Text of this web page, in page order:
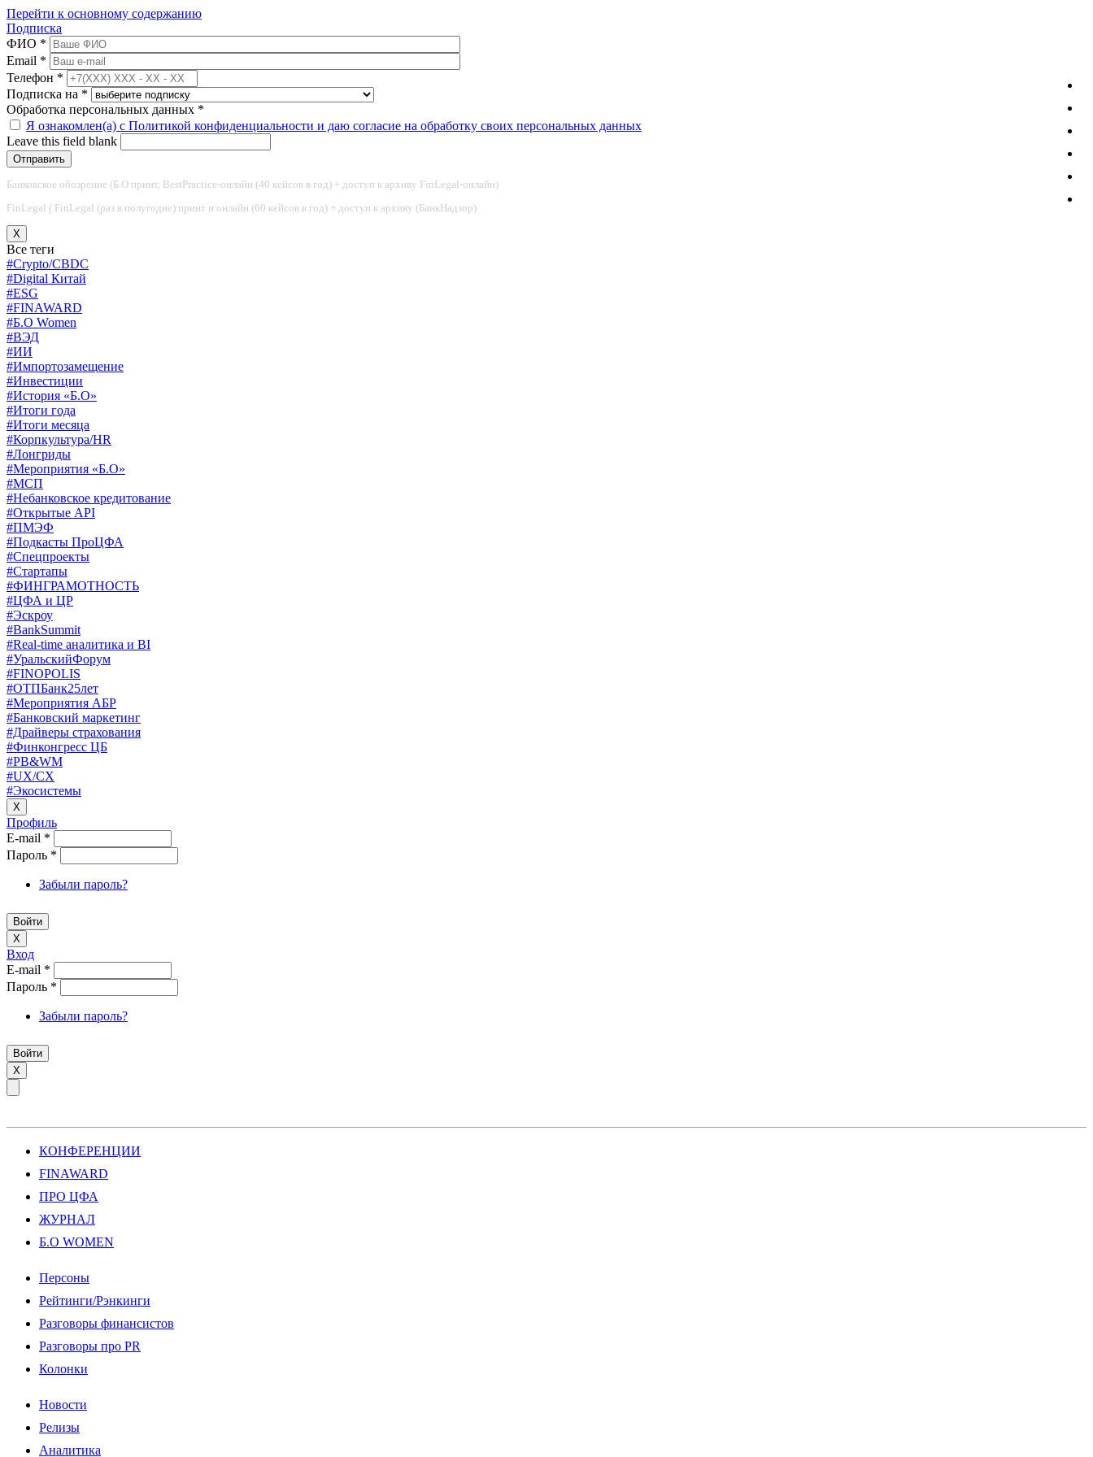
Перейти к основному содержанию
Подписка
ФИО *
Email *
Телефон *
Подписка на *
Обработка персональных данных *
Я ознакомлен(а) с Политикой конфиденциальности и даю согласие на обработку своих персональных данных
Leave this field blank
Банковское обозрение (Б.О принт, BestPractice-онлайн (40 кейсов в год) + доступ к архиву FinLegal-онлайн)
FinLegal ( FinLegal (раз в полугодие) принт и онлайн (60 кейсов в год) + доступ к архиву (БанкНадзор)
X
Все теги
#Crypto/CBDC
#Digital Китай
#ESG
#FINAWARD
#Б.О Women
#ВЭД
#ИИ
#Импортозамещение
#Инвестиции
#История «Б.О»
#Итоги года
#Итоги месяца
#Корпкультура/HR
#Лонгриды
#Мероприятия «Б.О»
#МСП
#Небанковское кредитование
#Открытые API
#ПМЭФ
#Подкасты ПроЦФА
#Спецпроекты
#Стартапы
#ФИНГРАМОТНОСТЬ
#ЦФА и ЦР
#Эскроу
#BankSummit
#Real-time аналитика и BI
#УральскийФорум
#FINOPOLIS
#ОТПБанк25лет
#Мероприятия АБР
#Банковский маркетинг
#Драйверы страхования
#Финконгресс ЦБ
#PB&WM
#UX/CX
#Экосистемы
X
Профиль
E-mail *
Пароль *
Забыли пароль?
X
Вход
E-mail *
Пароль *
Забыли пароль?
X
КОНФЕРЕНЦИИ
FINAWARD
ПРО ЦФА
ЖУРНАЛ
Б.О WOMEN
Персоны
Рейтинги/Рэнкинги
Разговоры финансистов
Разговоры про PR
Колонки
Новости
Релизы
Аналитика